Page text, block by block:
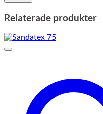
Relaterade produkter